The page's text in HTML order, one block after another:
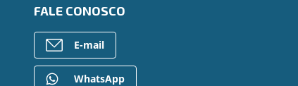
FALE CONOSCO
E-mail
WhatsApp